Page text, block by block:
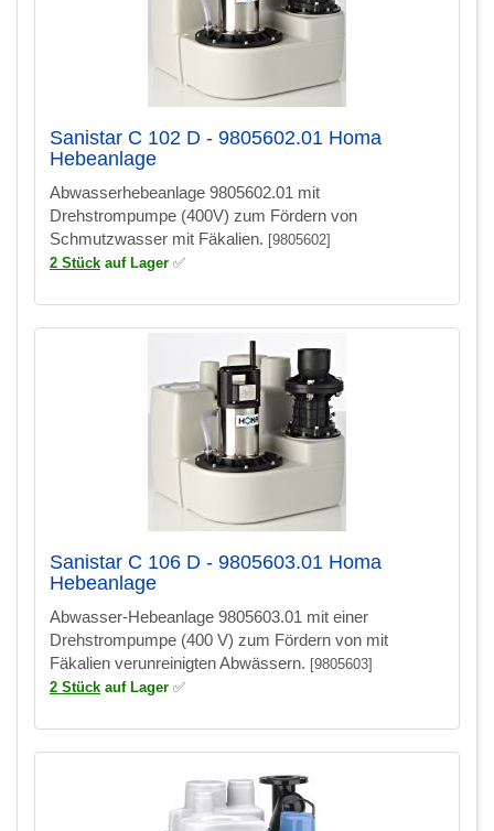
Sanistar C 102 D - 9805602.01 Homa
Hebeanlage
Abwasserhebeanlage 9805602.01 mit
Drehstrompumpe (400V) zum Fördern von
Schmutzwasser mit Fäkalien. [9805602]
2 Stück auf Lager ✅
Sanistar C 106 D - 9805603.01 Homa
Hebeanlage
Abwasser-Hebeanlage 9805603.01 mit einer
Drehstrompumpe (400 V) zum Fördern von mit
Fäkalien verunreinigten Abwässern. [9805603]
2 Stück auf Lager ✅